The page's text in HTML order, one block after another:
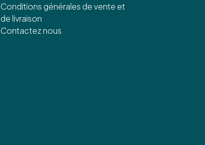
Conditions générales de vente et
de livraison
Contactez nous